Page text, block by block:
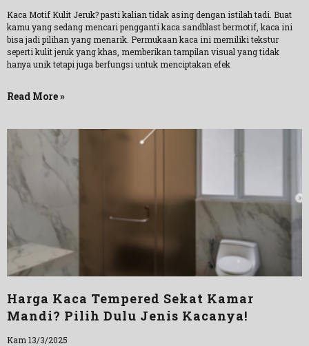
Kaca Motif Kulit Jeruk? pasti kalian tidak asing dengan istilah tadi. Buat
kamu yang sedang mencari pengganti kaca sandblast bermotif, kaca ini
bisa jadi pilihan yang menarik. Permukaan kaca ini memiliki tekstur
seperti kulit jeruk yang khas, memberikan tampilan visual yang tidak
hanya unik tetapi juga berfungsi untuk menciptakan efek
Read More »
Harga Kaca Tempered Sekat Kamar
Mandi? Pilih Dulu Jenis Kacanya!
Kam 13/3/2025